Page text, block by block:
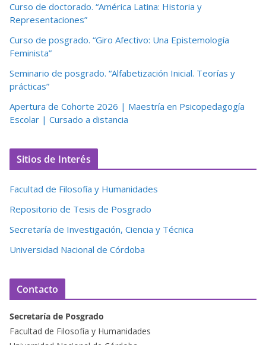
Curso de doctorado. “América Latina: Historia y
Representaciones”
Curso de posgrado. “Giro Afectivo: Una Epistemología
Feminista”
Seminario de posgrado. “Alfabetización Inicial. Teorías y
prácticas”
Apertura de Cohorte 2026 | Maestría en Psicopedagogía
Escolar | Cursado a distancia
Sitios de Interés
Facultad de Filosofía y Humanidades
Repositorio de Tesis de Posgrado
Secretaría de Investigación, Ciencia y Técnica
Universidad Nacional de Córdoba
Contacto
Secretaría de Posgrado
Facultad de Filosofía y Humanidades